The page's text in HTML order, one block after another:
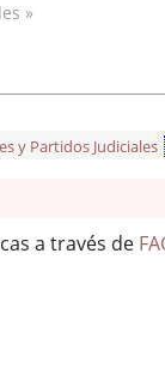
»
y Partidos Judiciales
a través de